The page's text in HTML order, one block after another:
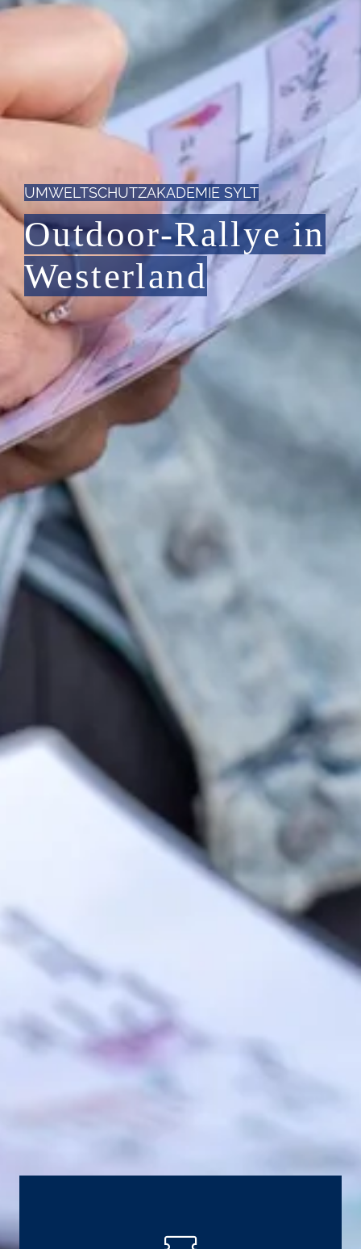
UMWELTSCHUTZAKADEMIE SYLT
Outdoor-Rallye in
Westerland